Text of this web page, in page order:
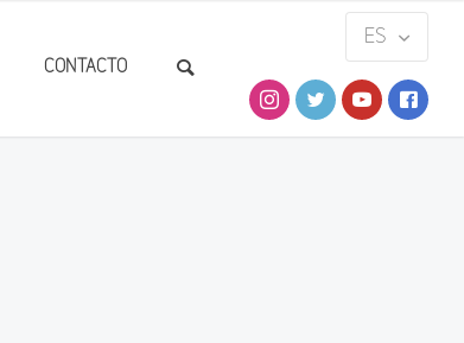
CONTACTO